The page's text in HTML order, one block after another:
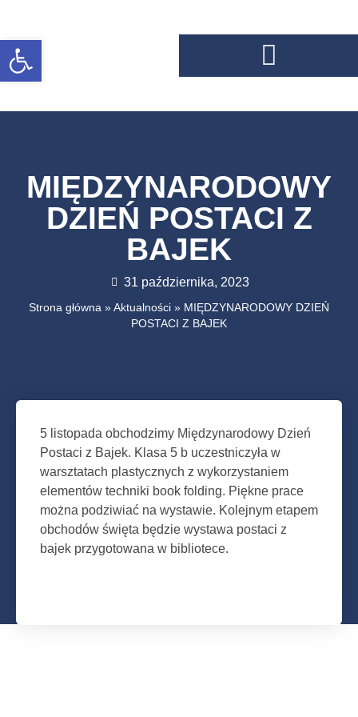
MIĘDZYNARODOWY
DZIEŃ POSTACI Z
BAJEK
31 października, 2023
Strona główna » Aktualności » MIĘDZYNARODOWY DZIEŃ
POSTACI Z BAJEK
5 listopada obchodzimy Międzynarodowy Dzień
Postaci z Bajek. Klasa 5 b uczestniczyła w
warsztatach plastycznych z wykorzystaniem
elementów techniki book folding. Piękne prace
można podziwiać na wystawie. Kolejnym etapem
obchodów święta będzie wystawa postaci z
bajek przygotowana w bibliotece.
Otwórz pasek narzędzi